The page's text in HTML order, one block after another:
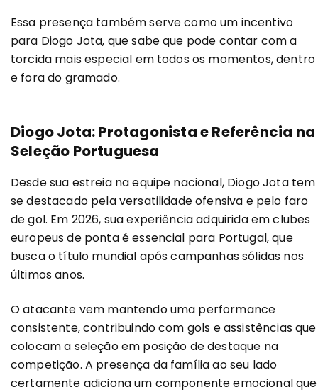
Essa presença também serve como um incentivo
para Diogo Jota, que sabe que pode contar com a
torcida mais especial em todos os momentos, dentro
e fora do gramado.
Diogo Jota: Protagonista e Referência na
Seleção Portuguesa
Desde sua estreia na equipe nacional, Diogo Jota tem
se destacado pela versatilidade ofensiva e pelo faro
de gol. Em 2026, sua experiência adquirida em clubes
europeus de ponta é essencial para Portugal, que
busca o título mundial após campanhas sólidas nos
últimos anos.
O atacante vem mantendo uma performance
consistente, contribuindo com gols e assistências que
colocam a seleção em posição de destaque na
competição. A presença da família ao seu lado
certamente adiciona um componente emocional que